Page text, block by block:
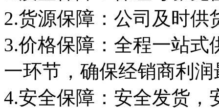
2.货源保障：公司及时供
3.价格保障：全程一站
一环节，确保经销商利
4.安全保障：安全发货，